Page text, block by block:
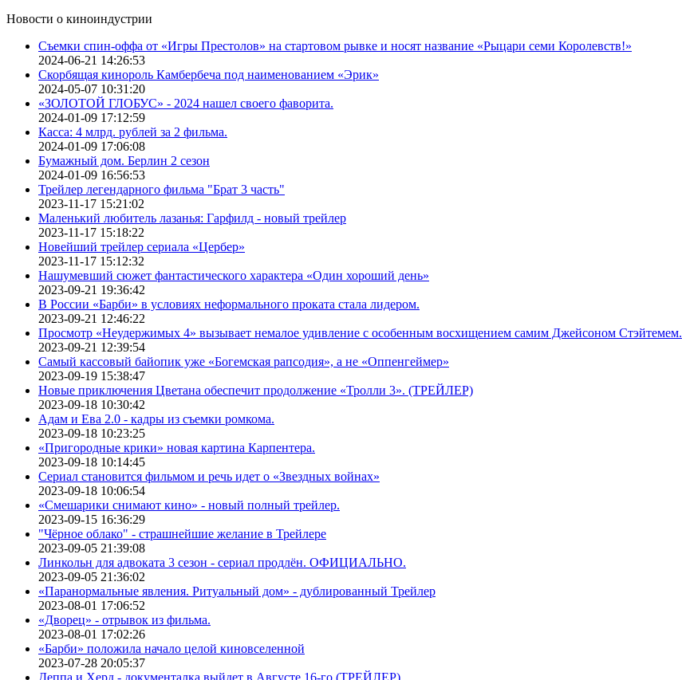
Новости о киноиндустрии
Съемки спин-оффа от «Игры Престолов» на стартовом рывке и носят название «Рыцари семи Королевств!»
2024-06-21 14:26:53
Скорбящая кинороль Камбербеча под наименованием «Эрик»
2024-05-07 10:31:20
«ЗОЛОТОЙ ГЛОБУС» - 2024 нашел своего фаворита.
2024-01-09 17:12:59
Касса: 4 млрд. рублей за 2 фильма.
2024-01-09 17:06:08
Бумажный дом. Берлин 2 сезон
2024-01-09 16:56:53
Трейлер легендарного фильма "Брат 3 часть"
2023-11-17 15:21:02
Маленький любитель лазанья: Гарфилд - новый трейлер
2023-11-17 15:18:22
Новейший трейлер сериала «Цербер»
2023-11-17 15:12:32
Нашумевший сюжет фантастического характера «Один хороший день»
2023-09-21 19:36:42
В России «Барби» в условиях неформального проката стала лидером.
2023-09-21 12:46:22
Просмотр «Неудержимых 4» вызывает немалое удивление с особенным восхищением самим Джейсоном Стэйтемем.
2023-09-21 12:39:54
Самый кассовый байопик уже «Богемская рапсодия», а не «Оппенгеймер»
2023-09-19 15:38:47
Новые приключения Цветана обеспечит продолжение «Тролли 3». (ТРЕЙЛЕР)
2023-09-18 10:30:42
Адам и Ева 2.0 - кадры из съемки ромкома.
2023-09-18 10:23:25
«Пригородные крики» новая картина Карпентера.
2023-09-18 10:14:45
Сериал становится фильмом и речь идет о «Звездных войнах»
2023-09-18 10:06:54
«Смешарики снимают кино» - новый полный трейлер.
2023-09-15 16:36:29
"Чёрное облако" - страшнейшие желание в Трейлере
2023-09-05 21:39:08
Линкольн для адвоката 3 сезон - сериал продлён. ОФИЦИАЛЬНО.
2023-09-05 21:36:02
«Паранормальные явления. Ритуальный дом» - дублированный Трейлер
2023-08-01 17:06:52
«Дворец» - отрывок из фильма.
2023-08-01 17:02:26
«Барби» положила начало целой киновселенной
2023-07-28 20:05:37
Деппа и Херд - документалка выйдет в Августе 16-го (ТРЕЙЛЕР)